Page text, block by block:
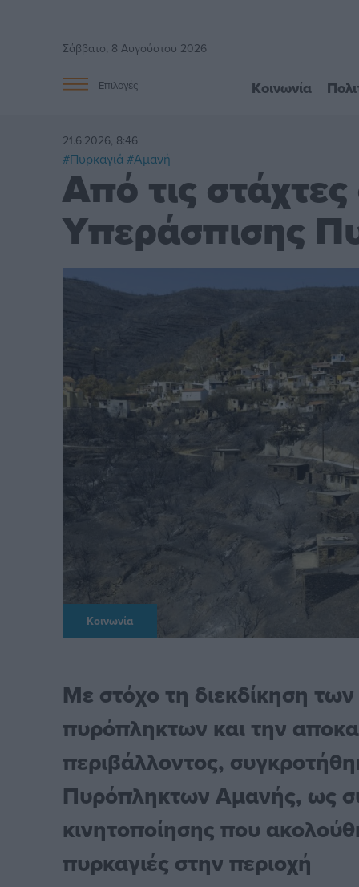
Σάββατο, 8 Αυγούστου 2026
Επιλογές Κοινωνία
21.6.2026, 8:46
#Πυρκαγιά #Αμανή
Από τις
Υπεράσπισης
Κοινωνία
Με στόχο τη διεκδίκηση
πυρόπληκτων και την
περιβάλλοντος,
Πυρόπληκτων Αμανής, ως
κινητοποίησης που
πυρκαγιές στην περιοχή